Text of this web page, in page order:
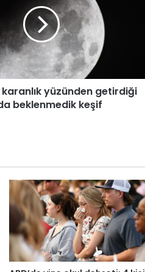
karanlık yüzünden getirdiği
beklenmedik keşif